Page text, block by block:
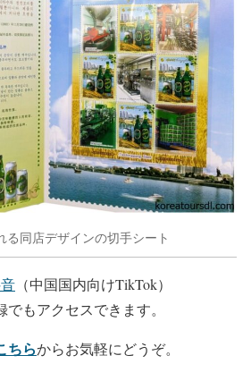
同店デザインの切手シート
（中国国内向けTikTok）
もアクセスできます。
ちらからお気軽にどうぞ。